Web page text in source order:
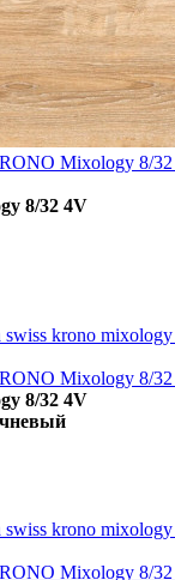
Mixology 8/
8/32 4V
Mixology 8/
8/32 4V
Mixology 8/